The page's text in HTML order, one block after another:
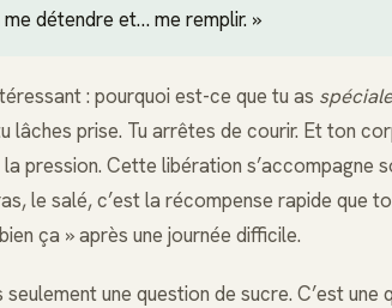
détendre et… me remplir. »
: pourquoi est-ce que tu as
lâches prise. Tu arrêtes de courir. Et ton
pression. Cette libération s’accompagne
le salé, c’est la récompense rapide que
ça » après une journée difficile.
une question de sucre. C’est une